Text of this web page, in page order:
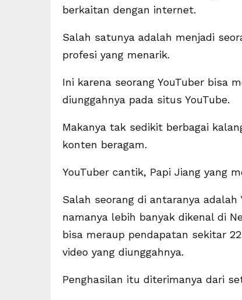
berkaitan dengan internet.
Salah satunya adalah menjadi
profesi yang menarik.
Ini karena seorang YouTuber bisa
diunggahnya pada situs YouTube.
Makanya tak sedikit berbagai
konten beragam.
YouTuber cantik, Papi Jiang yang
Salah seorang di antaranya adalah
namanya lebih banyak dikenal di
bisa meraup pendapatan sekitar
video yang diunggahnya.
Penghasilan itu diterimanya dari